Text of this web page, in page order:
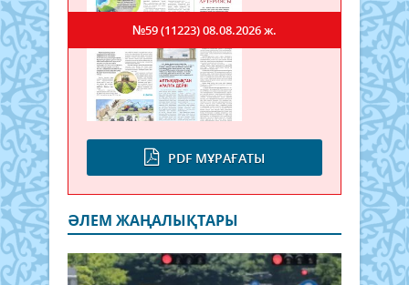
PDF МҰРАҒАТЫ
№59 (11223)08.08.2026 ж.
ӘЛЕМ ЖАҢАЛЫҚТАРЫ